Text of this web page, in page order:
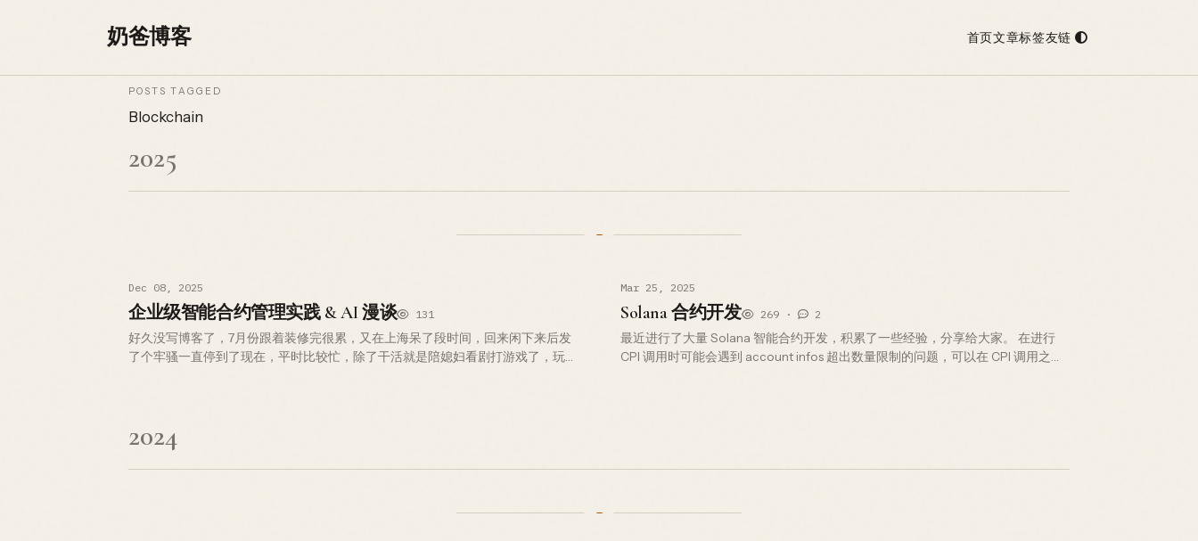
奶爸博客 首页文章标签友链
POSTS TAGGED
Blockchain
2025
Dec 08, 2025
企业级智能合约管理实践 & AI 漫谈 131
好久没写博客了，7月份跟着装修完很累，又在上海呆了段时间，回来闲下来后发
了个牢骚一直停到了现在，平时比较忙，除了干活就是陪媳妇看剧打游戏了，玩个
Mar 25, 2025
Solana 合约开发 269 · 2
最近进行了大量 Solana 智能合约开发，积累了一些经验，分享给大家。 在进行
CPI 调用时可能会遇到 account infos 超出数量限制的问题，可以在 CPI 调用之前
2024